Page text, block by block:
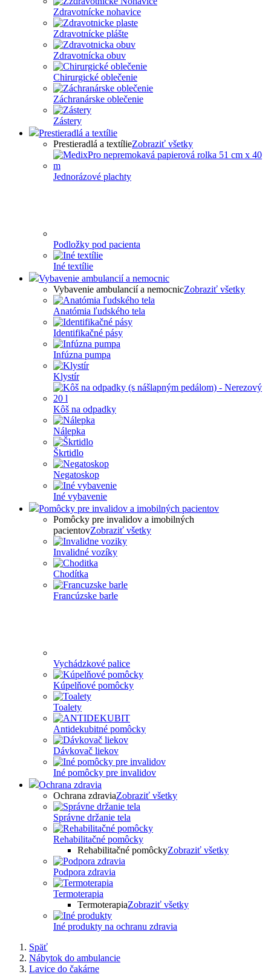
Zdravotnícke nohavice
Zdravotnícke plášte
Zdravotnícka obuv
Chirurgické oblečenie
Záchranárske oblečenie
Zástery
Prestieradlá a textílie
Prestieradlá a textílieZobraziť všetky
Jednorázové plachty
Podložky pod pacienta
Iné textílie
Vybavenie ambulancií a nemocnic
Vybavenie ambulancií a nemocnicZobraziť všetky
Anatómia ľudského tela
Identifikačné pásy
Infúzna pumpa
Klystír
Kôš na odpadky
Nálepka
Škrtidlo
Negatoskop
Iné vybavenie
Pomôcky pre invalidov a imobilných pacientov
Pomôcky pre invalidov a imobilných
pacientovZobraziť všetky
Invalidné vozíky
Chodítka
Francúzske barle
Vychádzkové palice
Kúpelňové pomôcky
Toalety
Antidekubitné pomôcky
Dávkovač liekov
Iné pomôcky pre invalidov
Ochrana zdravia
Ochrana zdraviaZobraziť všetky
Správne držanie tela
Rehabilitačné pomôcky
Rehabilitačné pomôckyZobraziť všetky
Podpora zdravia
Termoterapia
TermoterapiaZobraziť všetky
Iné produkty na ochranu zdravia
Späť
Nábytok do ambulancie
Lavice do čakárne